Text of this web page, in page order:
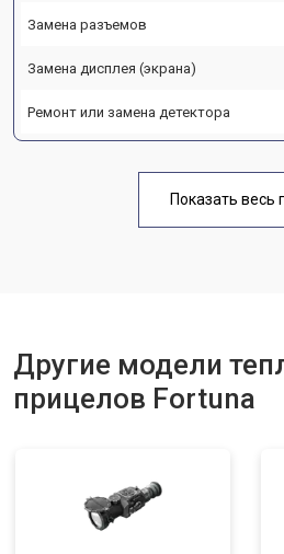
Замена разъемов
Замена дисплея (экрана)
Ремонт или замена детектора
Показать весь
Другие модели
прицелов Fortuna